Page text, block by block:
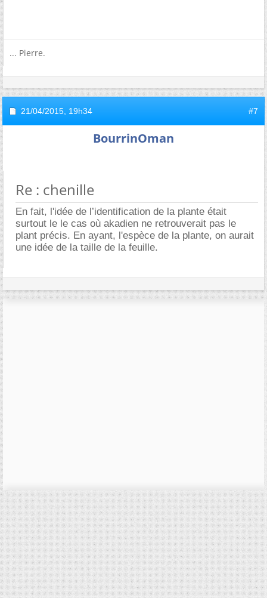
... Pierre.
21/04/2015, 19h34 #7
BourrinOman
Re : chenille
En fait, l'idée de l’identification de la plante était
surtout le le cas où akadien ne retrouverait pas le
plant précis. En ayant, l'espèce de la plante, on aurait
une idée de la taille de la feuille.